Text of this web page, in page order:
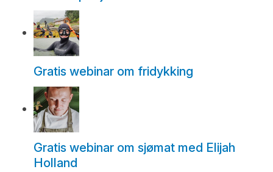
Gratis webinar om fridykking
Gratis webinar om sjømat med Elijah
Holland